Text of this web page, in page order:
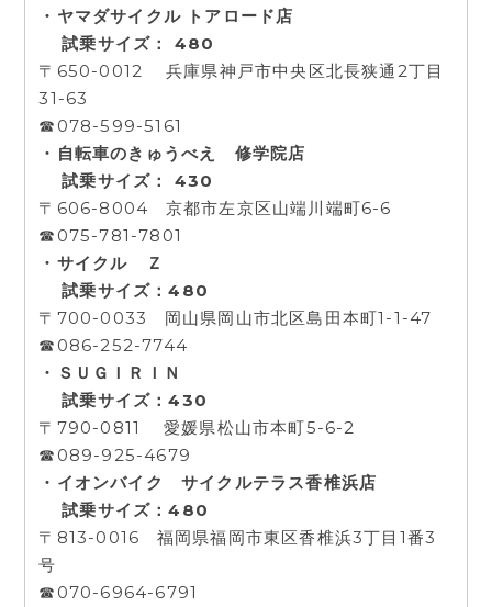
・ヤマダサイクル トアロード店
試乗サイズ： 480
〒650-0012 兵庫県神戸市中央区北長狭通2丁目
31-63
☎078-599-5161
・自転車のきゅうべえ 修学院店
試乗サイズ： 430
〒606-8004 京都市左京区山端川端町6-6
☎075-781-7801
・サイクル Ｚ
試乗サイズ：480
〒700-0033 岡山県岡山市北区島田本町1-1-47
☎086-252-7744
・ＳＵＧＩＲＩＮ
試乗サイズ：430
〒790-0811 愛媛県松山市本町5-6-2
☎089-925-4679
・イオンバイク サイクルテラス香椎浜店
試乗サイズ：480
〒813-0016 福岡県福岡市東区香椎浜3丁目1番3
号
☎070-6964-6791